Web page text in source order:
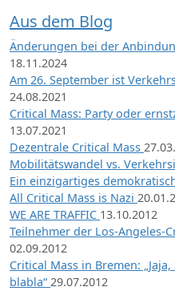
Aus dem Blog
Änderungen bei der
18.11.2024
Am 26. September ist
24.08.2021
Critical Mass: Party oder
13.07.2021
Dezentrale Critical Mass
Mobilitätswandel vs.
Ein einzigartiges
All Critical Mass is Nazi
WE ARE TRAFFIC 13.10.2012
Teilnehmer der Los-Angeles-
02.09.2012
Critical Mass in Bremen:
blabla“ 29.07.2012